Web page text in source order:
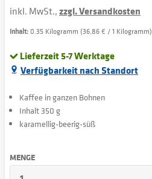
inkl. MwSt.,zzgl. Versandkosten
Inhalt: 0.35 Kilogramm (36,86 € / 1 Kilogramm)
Lieferzeit 5-7 Werktage
Verfügbarkeit nach Standort
Kaffee in ganzen Bohnen
Inhalt 350 g
karamellig-beerig-süß
MENGE